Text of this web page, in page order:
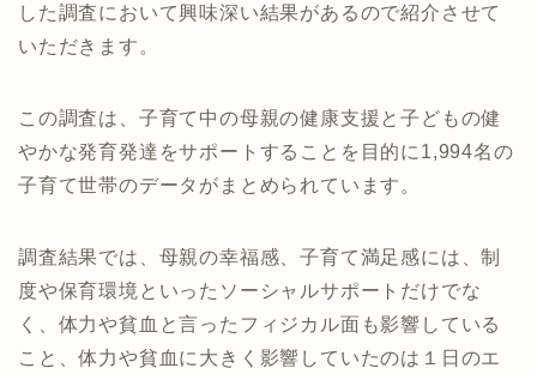
した調査において興味深い結果があるので紹介させて
いただきます。
この調査は、子育て中の母親の健康支援と子どもの健
やかな発育発達をサポートすることを目的に1,994名の
子育て世帯のデータがまとめられています。
調査結果では、母親の幸福感、子育て満足感には、制
度や保育環境といったソーシャルサポートだけでな
く、体力や貧血と言ったフィジカル面も影響している
こと、体力や貧血に大きく影響していたのは１日のエ